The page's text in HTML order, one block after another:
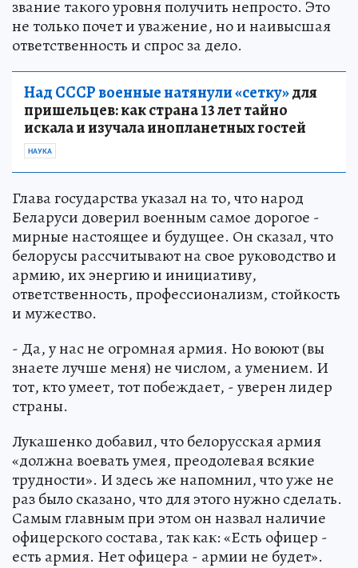
звание такого уровня получить непросто. Это
не только почет и уважение, но и наивысшая
ответственность и спрос за дело.
Над СССР военные натянули «сетку»для
пришельцев: как страна 13 лет тайно
искала и изучала инопланетных гостей
НАУКА
Глава государства указал на то, что народ
Беларуси доверил военным самое дорогое -
мирные настоящее и будущее. Он сказал, что
белорусы рассчитывают на свое руководство и
армию, их энергию и инициативу,
ответственность, профессионализм, стойкость
и мужество.
- Да, у нас не огромная армия. Но воюют (вы
знаете лучше меня) не числом, а умением. И
тот, кто умеет, тот побеждает, - уверен лидер
страны.
Лукашенко добавил, что белорусская армия
«должна воевать умея, преодолевая всякие
трудности». И здесь же напомнил, что уже не
раз было сказано, что для этого нужно сделать.
Самым главным при этом он назвал наличие
офицерского состава, так как: «Есть офицер -
есть армия. Нет офицера - армии не будет».